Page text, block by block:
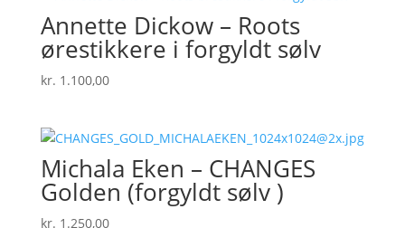
Annette Dickow – Roots
ørestikkere i forgyldt sølv
kr. 1.100,00
Michala Eken – CHANGES
Golden (forgyldt sølv )
kr. 1.250,00